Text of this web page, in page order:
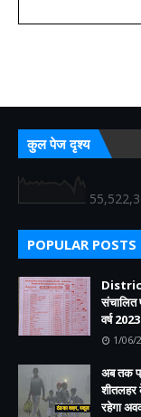
कुल पेज दृश्य
POPULAR POSTS
District
संचालित
वर्ष 2023
1/06/
अब तक
शीतलहर
रहेगा